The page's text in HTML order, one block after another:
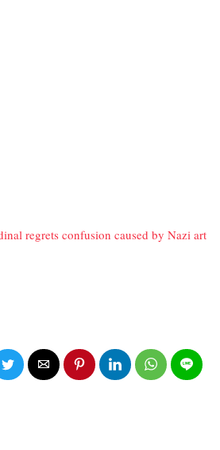
regrets confusion caused by Nazi art